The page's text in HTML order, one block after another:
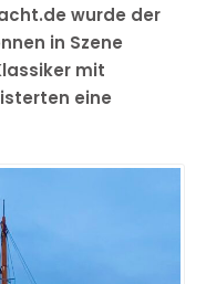
wurde der
in Szene
mit
eine